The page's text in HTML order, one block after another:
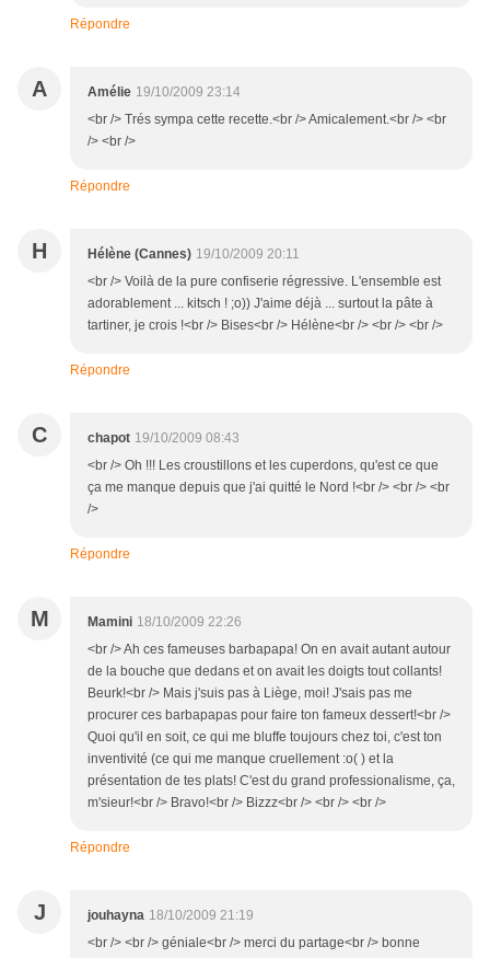
Répondre
A Amélie 19/10/2009 23:14
<br /> Trés sympa cette recette.<br /> Amicalement.<br /> <br
/> <br />
Répondre
H Hélène (Cannes) 19/10/2009 20:11
<br /> Voilà de la pure confiserie régressive. L'ensemble est
adorablement ... kitsch ! ;o)) J'aime déjà ... surtout la pâte à
tartiner, je crois !<br /> Bises<br /> Hélène<br /> <br /> <br />
Répondre
C chapot 19/10/2009 08:43
<br /> Oh !!! Les croustillons et les cuperdons, qu'est ce que
ça me manque depuis que j'ai quitté le Nord !<br /> <br /> <br
/>
Répondre
M Mamini 18/10/2009 22:26
<br /> Ah ces fameuses barbapapa! On en avait autant autour
de la bouche que dedans et on avait les doigts tout collants!
Beurk!<br /> Mais j'suis pas à Liège, moi! J'sais pas me
procurer ces barbapapas pour faire ton fameux dessert!<br />
Quoi qu'il en soit, ce qui me bluffe toujours chez toi, c'est ton
inventivité (ce qui me manque cruellement :o( ) et la
présentation de tes plats! C'est du grand professionalisme, ça,
m'sieur!<br /> Bravo!<br /> Bizzz<br /> <br /> <br />
Répondre
J jouhayna 18/10/2009 21:19
<br /> <br /> géniale<br /> merci du partage<br /> bonne